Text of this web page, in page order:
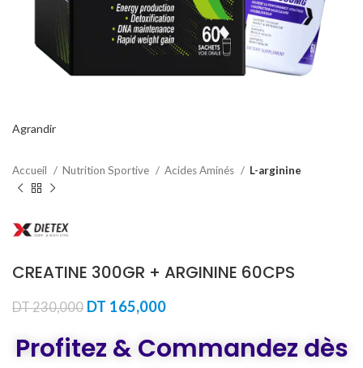
Agrandir
Accueil Nutrition Sportive Acides Aminés L-arginine
CREATINE 300GR + ARGININE 60CPS
DT230,000 Le
initial
était :
DT 165,000Le
actuel
est :
Profitez & Commandez dès